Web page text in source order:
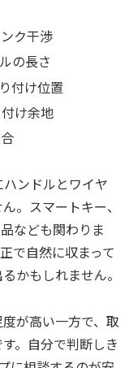
ク干渉
の長さ
付け位置
け余地
ンドルとワイヤ
。スマートキー、
なども関わりま
で自然に収まって
かもしれません。
が高い一方で、取
。自分で判断しき